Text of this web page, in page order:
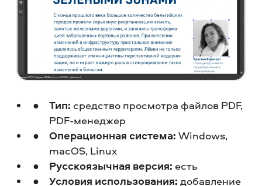
Тип: средство просмотра файлов PDF,
PDF-менеджер
Операционная система: Windows,
macOS, Linux
Русскоязычная версия: есть
Условия использования: добавление